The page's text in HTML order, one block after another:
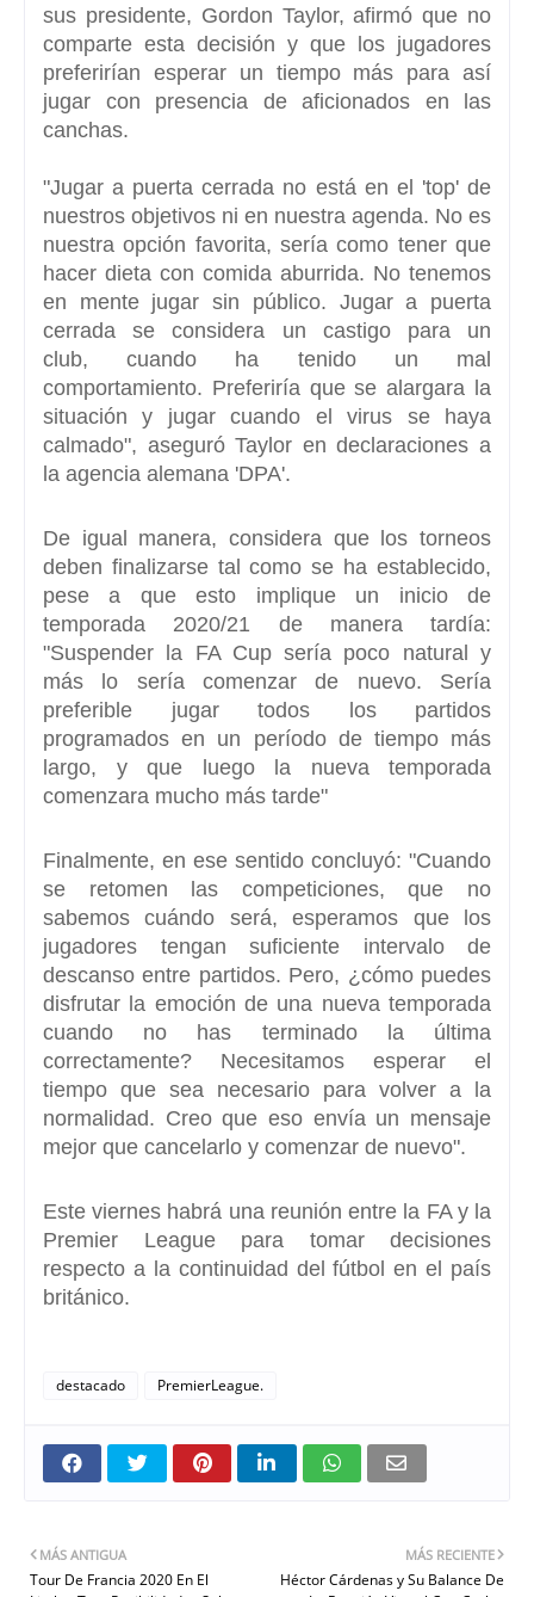
sus presidente, Gordon Taylor, afirmó que no
comparte esta decisión y que los jugadores
preferirían esperar un tiempo más para así
jugar con presencia de aficionados en las
canchas.
"Jugar a puerta cerrada no está en el 'top' de
nuestros objetivos ni en nuestra agenda. No es
nuestra opción favorita, sería como tener que
hacer dieta con comida aburrida. No tenemos
en mente jugar sin público. Jugar a puerta
cerrada se considera un castigo para un
club, cuando ha tenido un mal
comportamiento. Preferiría que se alargara la
situación y jugar cuando el virus se haya
calmado", aseguró Taylor en declaraciones a
la agencia alemana 'DPA'.
De igual manera, considera que los torneos
deben finalizarse tal como se ha establecido,
pese a que esto implique un inicio de
temporada 2020/21 de manera tardía:
"Suspender la FA Cup sería poco natural y
más lo sería comenzar de nuevo. Sería
preferible jugar todos los partidos
programados en un período de tiempo más
largo, y que luego la nueva temporada
comenzara mucho más tarde"
Finalmente, en ese sentido concluyó: "Cuando
se retomen las competiciones, que no
sabemos cuándo será, esperamos que los
jugadores tengan suficiente intervalo de
descanso entre partidos. Pero, ¿cómo puedes
disfrutar la emoción de una nueva temporada
cuando no has terminado la última
correctamente? Necesitamos esperar el
tiempo que sea necesario para volver a la
normalidad. Creo que eso envía un mensaje
mejor que cancelarlo y comenzar de nuevo".
Este viernes habrá una reunión entre la FA y la
Premier Leaguepara tomar decisiones
respecto a la continuidad del fútbol en el país
británico.
destacado PremierLeague.
MÁS RECIENTE
Héctor Cárdenas y Su Balance De
MÁS ANTIGUA
Tour De Francia 2020 En El